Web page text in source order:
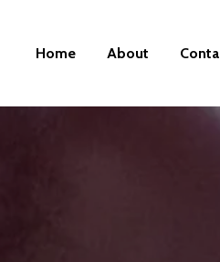
Home About